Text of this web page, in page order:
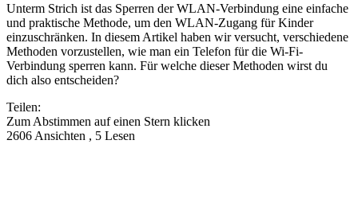
Unterm Strich ist das Sperren der WLAN-Verbindung eine einfache
und praktische Methode, um den WLAN-Zugang für Kinder
einzuschränken. In diesem Artikel haben wir versucht, verschiedene
Methoden vorzustellen, wie man ein Telefon für die Wi-Fi-
Verbindung sperren kann. Für welche dieser Methoden wirst du
dich also entscheiden?
Teilen:
Zum Abstimmen auf einen Stern klicken
2606 Ansichten , 5 Lesen